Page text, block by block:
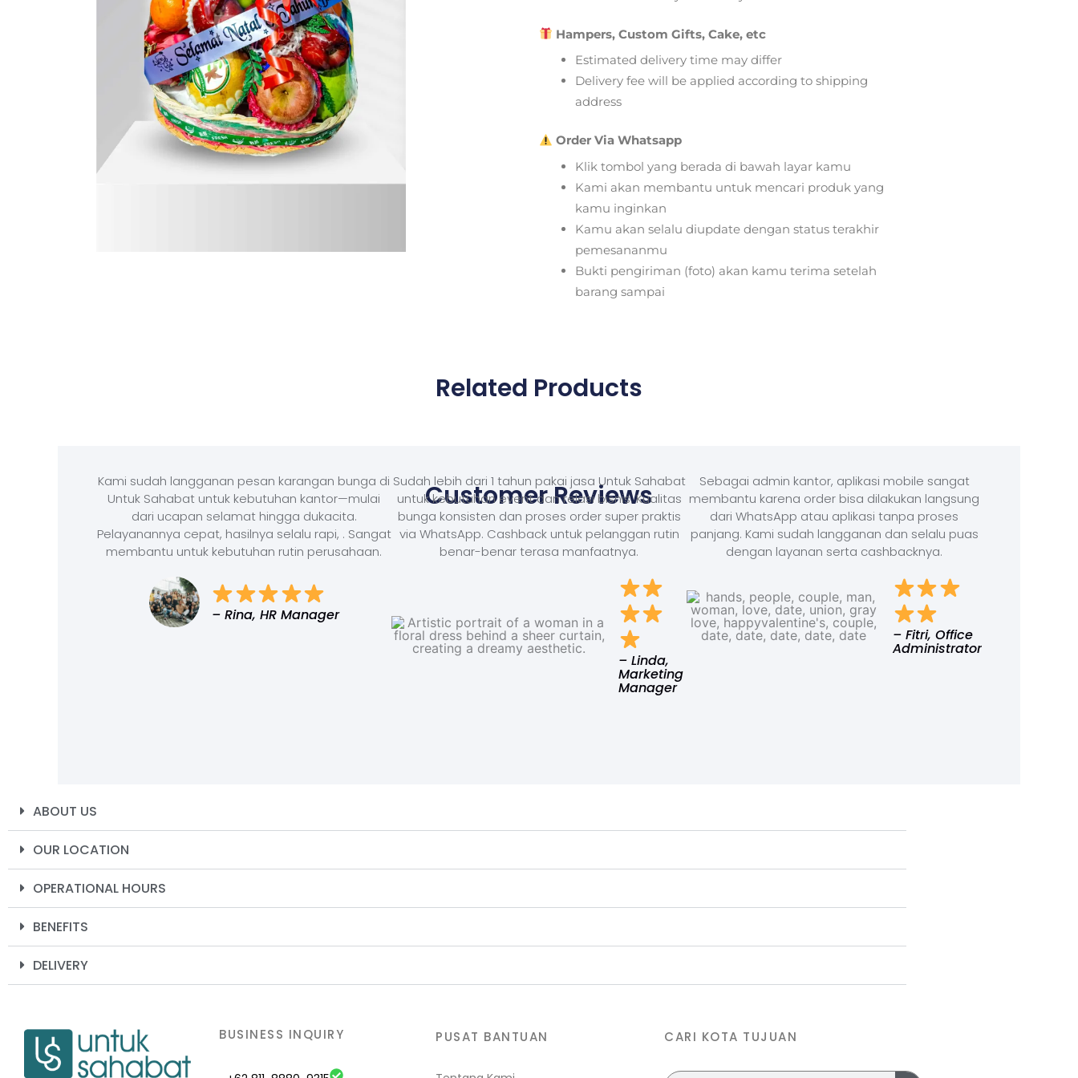
Hampers, Custom Gifts, Cake, etc
Estimated delivery time may differ
Delivery fee will be applied according to shipping
address
Order Via Whatsapp
Klik tombol yang berada di bawah layar kamu
Kami akan membantu untuk mencari produk yang
kamu inginkan
Kamu akan selalu diupdate dengan status terakhir
pemesananmu
Bukti pengiriman (foto) akan kamu terima setelah
barang sampai
Related Products
Customer Reviews
Kami sudah langganan pesan karangan bunga di
Untuk Sahabat untuk kebutuhan kantor—mulai
dari ucapan selamat hingga dukacita.
Pelayanannya cepat, hasilnya selalu rapi, . Sangat
membantu untuk kebutuhan rutin perusahaan.
– Rina, HR Manager
Sudah lebih dari 1 tahun pakai jasa Untuk Sahabat
untuk kebutuhan event dan relasi bisnis. Kualitas
bunga konsisten dan proses order super praktis
via WhatsApp. Cashback untuk pelanggan rutin
benar-benar terasa manfaatnya.
– Linda,
Marketing
Manager
Sebagai admin kantor, aplikasi mobile sangat
membantu karena order bisa dilakukan langsung
dari WhatsApp atau aplikasi tanpa proses
panjang. Kami sudah langganan dan selalu puas
dengan layanan serta cashbacknya.
– Fitri, Office
Administrator
ABOUT US
OUR LOCATION
OPERATIONAL HOURS
BENEFITS
DELIVERY
BUSINESS INQUIRY PUSAT BANTUAN CARI KOTA TUJUAN